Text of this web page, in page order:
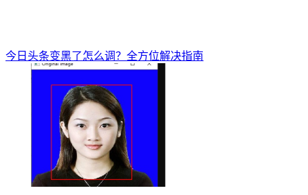
今日头条变黑了怎么调？全方位解决指南